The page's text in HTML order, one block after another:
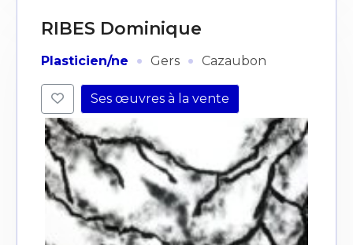
RIBES Dominique
Plasticien/ne · Gers · Cazaubon
Ses œuvres à la vente